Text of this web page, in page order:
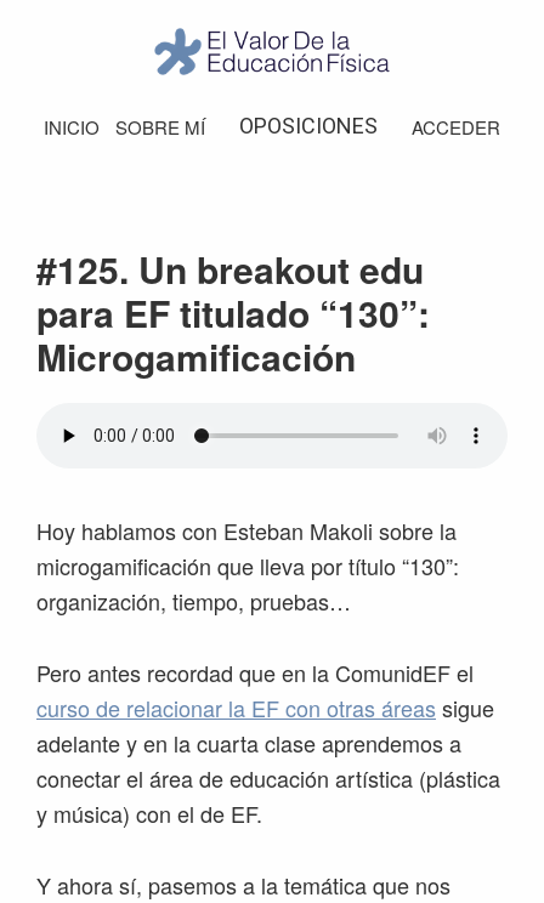
navegación
principal
barra
Valor
de
INICIO SOBRE MÍ OPOSICIONES ACCEDER
#125. Un breakout edu
para EF titulado “130”:
Microgamificación
Hoy hablamos con Esteban Makoli sobre la
microgamificación que lleva por título “130”:
organización, tiempo, pruebas…
Pero antes recordad que en la ComunidEF el
curso de relacionar la EF con otras áreas sigue
adelante y en la cuarta clase aprendemos a
conectar el área de educación artística (plástica
y música) con el de EF.
Y ahora sí, pasemos a la temática que nos